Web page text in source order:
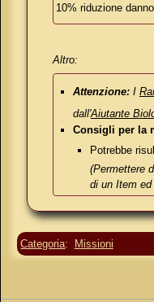
10% riduzione
Altro:
Attenzione:I
dall'Aiutante
Consigli per la
Potrebbe
(Permettere
di un Item ed
Categoria: Missioni